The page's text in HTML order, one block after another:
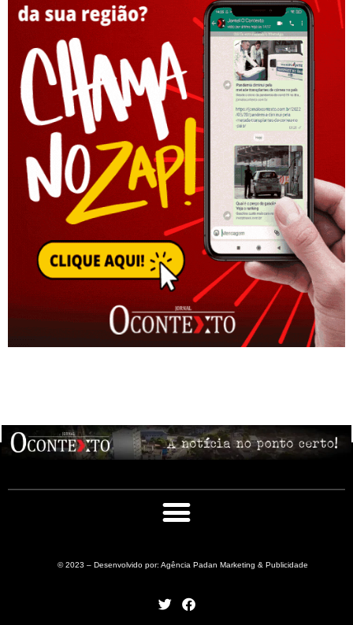
© 2023 – Desenvolvido por: Agência Padan Marketing & Publicidade